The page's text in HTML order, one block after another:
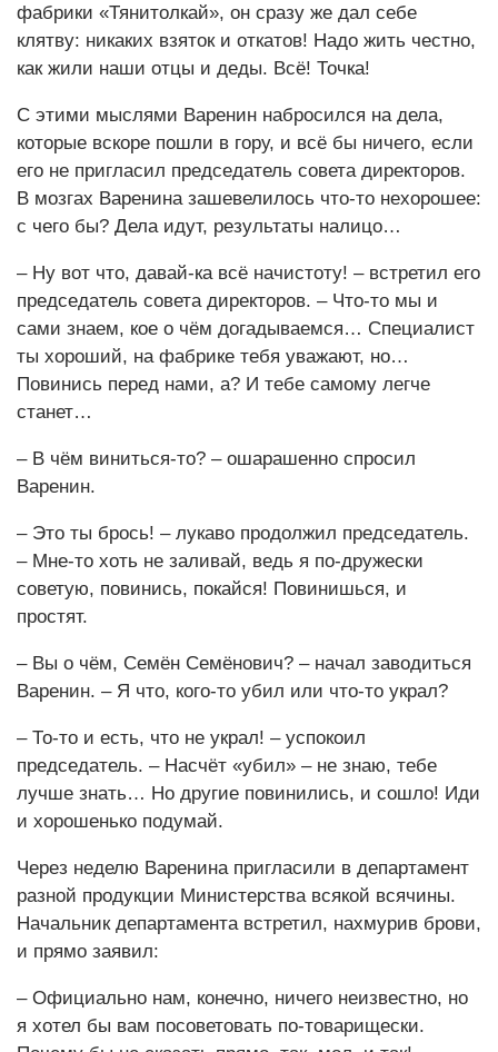
фабрики «Тянитолкай», он сразу же дал себе
клятву: никаких взяток и откатов! Надо жить честно,
как жили наши отцы и деды. Всё! Точка!
С этими мыслями Варенин набросился на дела,
которые вскоре пошли в гору, и всё бы ничего, если
его не пригласил председатель совета директоров.
В мозгах Варенина зашевелилось что-то нехорошее:
с чего бы? Дела идут, результаты налицо…
– Ну вот что, давай-ка всё начистоту! – встретил его
председатель совета директоров. – Что-то мы и
сами знаем, кое о чём догадываемся… Специалист
ты хороший, на фабрике тебя уважают, но…
Повинись перед нами, а? И тебе самому легче
станет…
– В чём виниться-то? – ошарашенно спросил
Варенин.
– Это ты брось! – лукаво продолжил председатель.
– Мне-то хоть не заливай, ведь я по-дружески
советую, повинись, покайся! Повинишься, и
простят.
– Вы о чём, Семён Семёнович? – начал заводиться
Варенин. – Я что, кого-то убил или что-то украл?
– То-то и есть, что не украл! – успокоил
председатель. – Насчёт «убил» – не знаю, тебе
лучше знать… Но другие повинились, и сошло! Иди
и хорошенько подумай.
Через неделю Варенина пригласили в департамент
разной продукции Министерства всякой всячины.
Начальник департамента встретил, нахмурив брови,
и прямо заявил:
– Официально нам, конечно, ничего неизвестно, но
я хотел бы вам посоветовать по-товарищески.